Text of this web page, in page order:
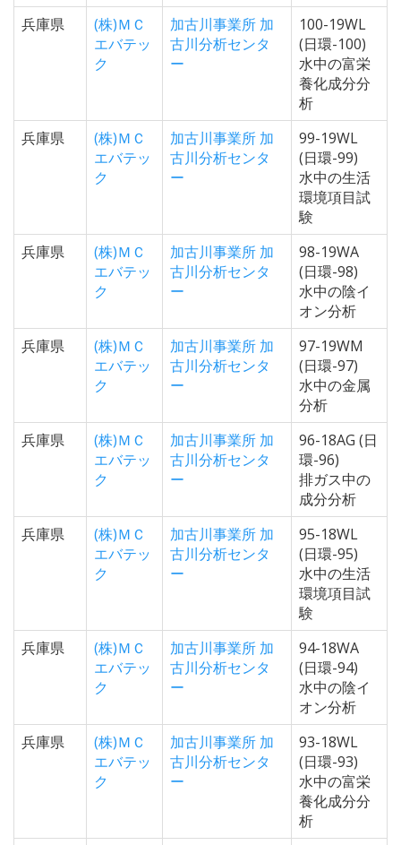
兵庫県
(株)ＭＣ
エバテッ
ク
加古川事業所 加
古川分析センタ
ー
100-19WL
(日環-100)
水中の富栄
養化成分分
析
兵庫県
(株)ＭＣ
エバテッ
ク
加古川事業所 加
古川分析センタ
ー
99-19WL
(日環-99)
水中の生活
環境項目試
験
兵庫県
(株)ＭＣ
エバテッ
ク
加古川事業所 加
古川分析センタ
ー
98-19WA
(日環-98)
水中の陰イ
オン分析
兵庫県
(株)ＭＣ
エバテッ
ク
加古川事業所 加
古川分析センタ
ー
97-19WM
(日環-97)
水中の金属
分析
兵庫県
(株)ＭＣ
エバテッ
ク
加古川事業所 加
古川分析センタ
ー
96-18AG (日
環-96)
排ガス中の
成分分析
兵庫県
(株)ＭＣ
エバテッ
ク
加古川事業所 加
古川分析センタ
ー
95-18WL
(日環-95)
水中の生活
環境項目試
験
兵庫県
(株)ＭＣ
エバテッ
ク
加古川事業所 加
古川分析センタ
ー
94-18WA
(日環-94)
水中の陰イ
オン分析
兵庫県
(株)ＭＣ
エバテッ
ク
加古川事業所 加
古川分析センタ
ー
93-18WL
(日環-93)
水中の富栄
養化成分分
析